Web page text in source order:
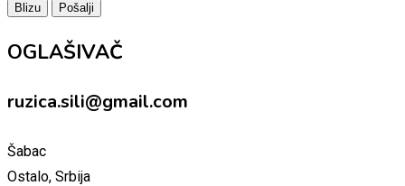
Blizu Pošalji
OGLAŠIVAČ
ruzica.sili@gmail.com
Šabac
Ostalo, Srbija